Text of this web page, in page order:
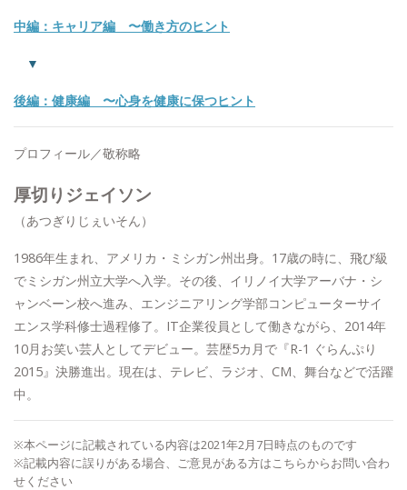
中編：キャリア編 〜働き方のヒント
▼
後編：健康編 〜心身を健康に保つヒント
プロフィール／敬称略
厚切りジェイソン
（あつぎりじぇいそん）
1986年生まれ、アメリカ・ミシガン州出身。17歳の時に、飛び級
でミシガン州立大学へ入学。その後、イリノイ大学アーバナ・シ
ャンベーン校へ進み、エンジニアリング学部コンピューターサイ
エンス学科修士過程修了。IT企業役員として働きながら、2014年
10月お笑い芸人としてデビュー。芸歴5カ月で『R-1 ぐらんぷり
2015』決勝進出。現在は、テレビ、ラジオ、CM、舞台などで活躍
中。
※本ページに記載されている内容は2021年2月7日時点のものです
※記載内容に誤りがある場合、ご意見がある方はこちらからお問い合わ
せください